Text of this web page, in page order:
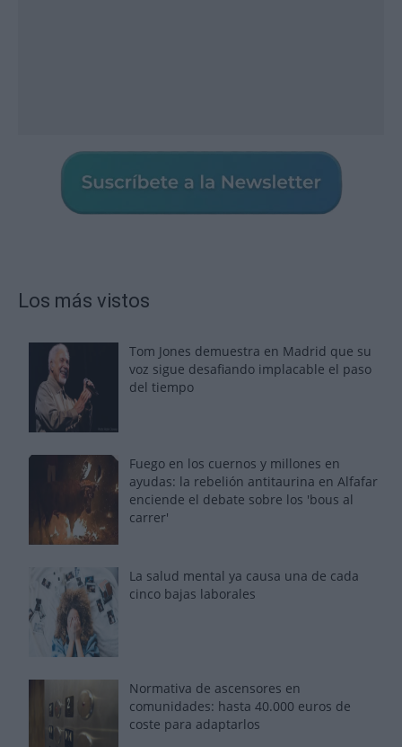
Los más vistos
Tom Jones demuestra en Madrid que su
voz sigue desafiando implacable el paso
del tiempo
Fuego en los cuernos y millones en
ayudas: la rebelión antitaurina en Alfafar
enciende el debate sobre los 'bous al
carrer'
La salud mental ya causa una de cada
cinco bajas laborales
Normativa de ascensores en
comunidades: hasta 40.000 euros de
coste para adaptarlos